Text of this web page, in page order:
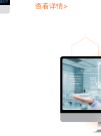
查看详情>